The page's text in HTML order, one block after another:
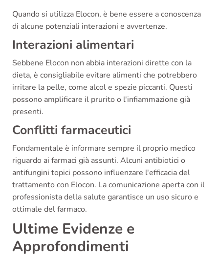
Quando si utilizza Elocon, è bene essere a conoscenza
di alcune potenziali interazioni e avvertenze.
Interazioni alimentari
Sebbene Elocon non abbia interazioni dirette con la
dieta, è consigliabile evitare alimenti che potrebbero
irritare la pelle, come alcol e spezie piccanti. Questi
possono amplificare il prurito o l'infiammazione già
presenti.
Conflitti farmaceutici
Fondamentale è informare sempre il proprio medico
riguardo ai farmaci già assunti. Alcuni antibiotici o
antifungini topici possono influenzare l'efficacia del
trattamento con Elocon. La comunicazione aperta con il
professionista della salute garantisce un uso sicuro e
ottimale del farmaco.
Ultime Evidenze e
Approfondimenti